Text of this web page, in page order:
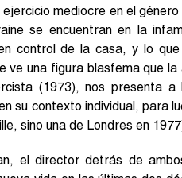
ejercicio mediocre en el
se encuentran en la
control de la casa, y lo que
ve una figura blasfema que
(1973), nos presenta a
su contexto individual, para
sino una de Londres en
el director detrás de